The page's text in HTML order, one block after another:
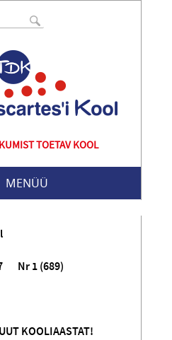
TOETAV KOOL
MENÜÜ
Nr 1 (689)
KOOLIAASTAT!